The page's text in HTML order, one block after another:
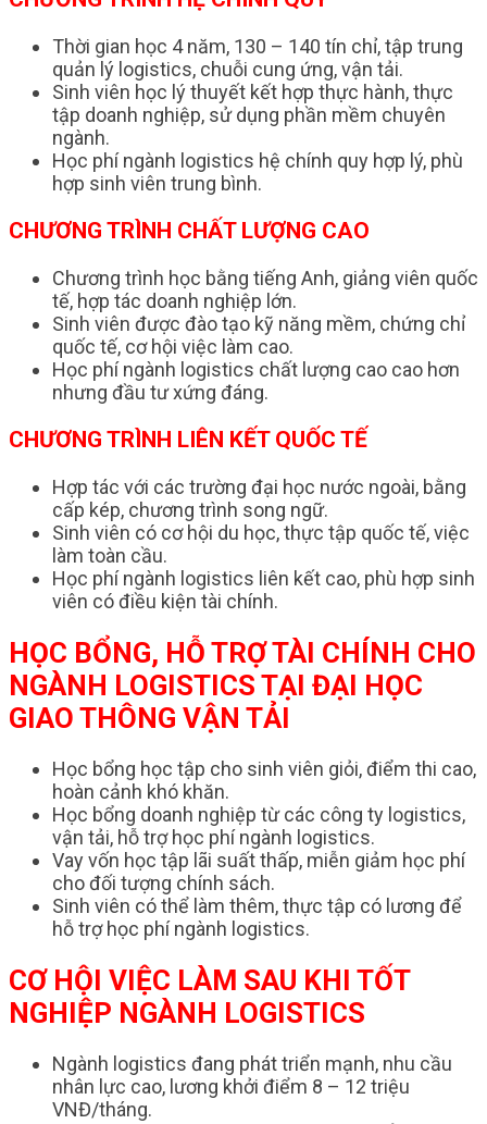
Thời gian học 4 năm, 130 – 140 tín chỉ, tập trung
quản lý logistics, chuỗi cung ứng, vận tải.
Sinh viên học lý thuyết kết hợp thực hành, thực
tập doanh nghiệp, sử dụng phần mềm chuyên
ngành.
Học phí ngành logistics hệ chính quy hợp lý, phù
hợp sinh viên trung bình.
CHƯƠNG TRÌNH CHẤT LƯỢNG CAO
Chương trình học bằng tiếng Anh, giảng viên quốc
tế, hợp tác doanh nghiệp lớn.
Sinh viên được đào tạo kỹ năng mềm, chứng chỉ
quốc tế, cơ hội việc làm cao.
Học phí ngành logistics chất lượng cao cao hơn
nhưng đầu tư xứng đáng.
CHƯƠNG TRÌNH LIÊN KẾT QUỐC TẾ
Hợp tác với các trường đại học nước ngoài, bằng
cấp kép, chương trình song ngữ.
Sinh viên có cơ hội du học, thực tập quốc tế, việc
làm toàn cầu.
Học phí ngành logistics liên kết cao, phù hợp sinh
viên có điều kiện tài chính.
HỌC BỔNG, HỖ TRỢ TÀI CHÍNH CHO
NGÀNH LOGISTICS TẠI ĐẠI HỌC
GIAO THÔNG VẬN TẢI
Học bổng học tập cho sinh viên giỏi, điểm thi cao,
hoàn cảnh khó khăn.
Học bổng doanh nghiệp từ các công ty logistics,
vận tải, hỗ trợ học phí ngành logistics.
Vay vốn học tập lãi suất thấp, miễn giảm học phí
cho đối tượng chính sách.
Sinh viên có thể làm thêm, thực tập có lương để
hỗ trợ học phí ngành logistics.
CƠ HỘI VIỆC LÀM SAU KHI TỐT
NGHIỆP NGÀNH LOGISTICS
Ngành logistics đang phát triển mạnh, nhu cầu
nhân lực cao, lương khởi điểm 8 – 12 triệu
VNĐ/tháng.